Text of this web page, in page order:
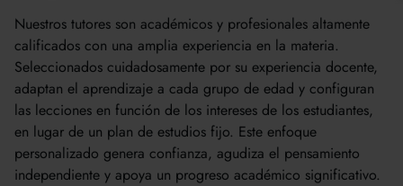
Katrina, EE.UU.
Nuestros tutores son académicos y profesionales altamente
calificados con una amplia experiencia en la materia.
Seleccionados cuidadosamente por su experiencia docente,
adaptan el aprendizaje a cada grupo de edad y configuran
las lecciones en función de los intereses de los estudiantes,
en lugar de un plan de estudios fijo. Este enfoque
personalizado genera confianza, agudiza el pensamiento
independiente y apoya un progreso académico significativo.